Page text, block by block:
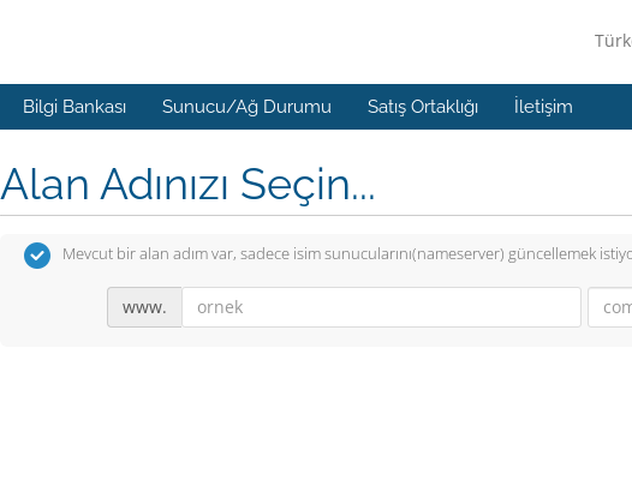
Bilgi Bankası Sunucu/Ağ Durumu Satış Ortaklığı İletişim
Alan Adınızı Seçin...
Mevcut bir alan adım var, sadece isim sunucularını(nameserver) güncellemek
www.